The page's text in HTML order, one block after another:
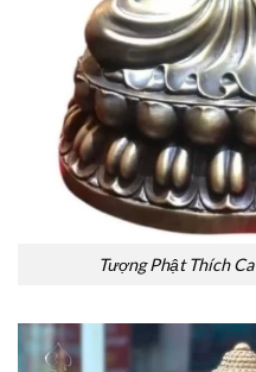
Tượng Phật Thích